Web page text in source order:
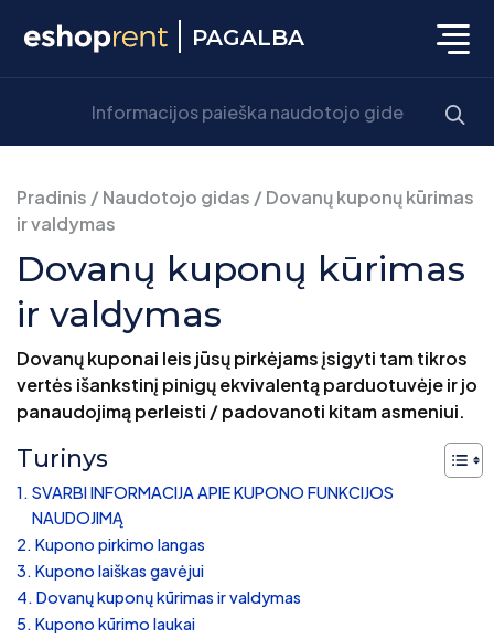
PAGALBA
Pradinis /Naudotojo gidas /Dovanų kuponų kūrimas
ir valdymas
Dovanų kuponų kūrimas
ir valdymas
Dovanų kuponai leis jūsų pirkėjams įsigyti tam tikros
vertės išankstinį pinigų ekvivalentą parduotuvėje ir jo
panaudojimą perleisti / padovanoti kitam asmeniui.
Turinys
SVARBI INFORMACIJA APIE KUPONO FUNKCIJOS
NAUDOJIMĄ
Kupono pirkimo langas
Kupono laiškas gavėjui
Dovanų kuponų kūrimas ir valdymas
Kupono kūrimo laukai